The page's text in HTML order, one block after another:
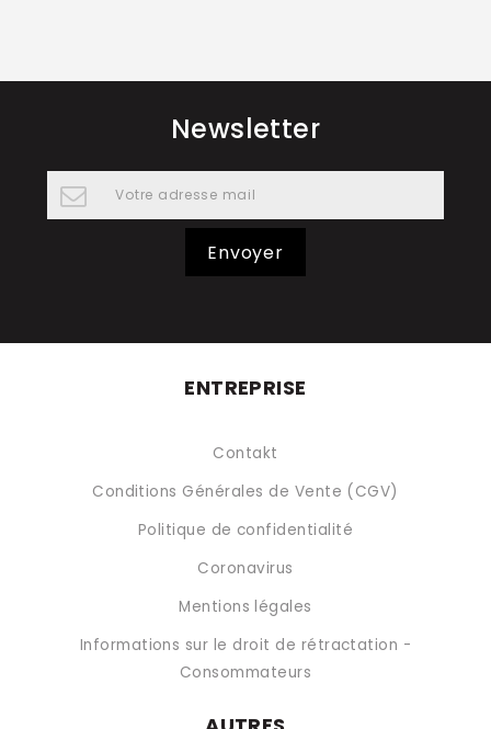
Newsletter
Envoyer
ENTREPRISE
Contakt
Conditions Générales de Vente (CGV)
Politique de confidentialité
Coronavirus
Mentions légales
Informations sur le droit de rétractation -
Consommateurs